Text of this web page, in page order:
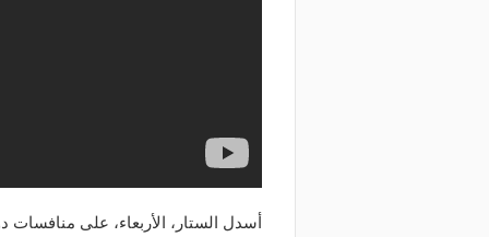
أسدل الستار، الأربعاء، على منافسات